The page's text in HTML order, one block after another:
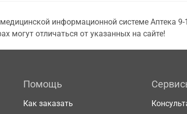
информационной системе Аптека 9-
могут отличаться от указанных на сайте!
Помощь
Как заказать